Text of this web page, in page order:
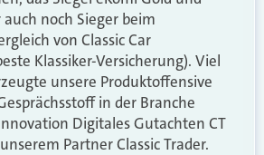
noch Sieger beim
von Classic Car
Klassiker-Versicherung). Viel
unsere Produktoffensive
in der Branche
Digitales Gutachten CT
Partner Classic Trader.